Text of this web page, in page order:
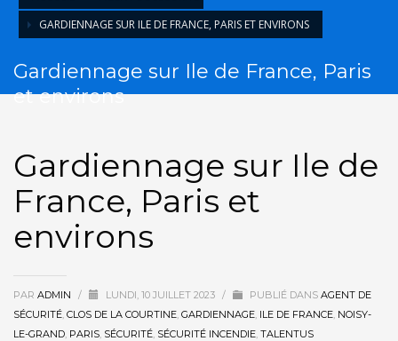
HORAIRES
Lun - Ven 9:00AM - 6:00PM
Sam - 9:00AM-5:00PM
Dimanche sur rendez-vous uniquement!
GARDIENNAGE SUR ILE DE FRANCE, PARIS ET ENVIRONS
Gardiennage sur Ile de France, Paris
et environs
Gardiennage sur Ile de
France, Paris et
environs
PAR ADMIN / LUNDI, 10 JUILLET 2023 / PUBLIÉ DANS AGENT DE
SÉCURITÉ, CLOS DE LA COURTINE, GARDIENNAGE, ILE DE FRANCE, NOISY-
LE-GRAND, PARIS, SÉCURITÉ, SÉCURITÉ INCENDIE, TALENTUS